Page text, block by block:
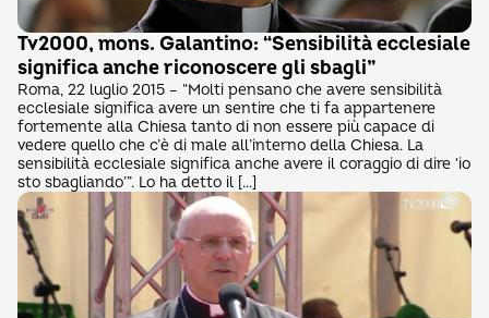
Tv2000, mons. Galantino: “Sensibilità ecclesiale
significa anche riconoscere gli sbagli”
Roma, 22 luglio 2015 – “Molti pensano che avere sensibilità
ecclesiale significa avere un sentire che ti fa appartenere
fortemente alla Chiesa tanto di non essere più capace di
vedere quello che c’è di male all’interno della Chiesa. La
sensibilità ecclesiale significa anche avere il coraggio di dire ‘io
sto sbagliando’”. Lo ha detto il […]